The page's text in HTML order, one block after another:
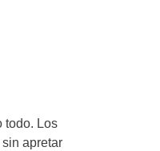
todo. Los
apretar